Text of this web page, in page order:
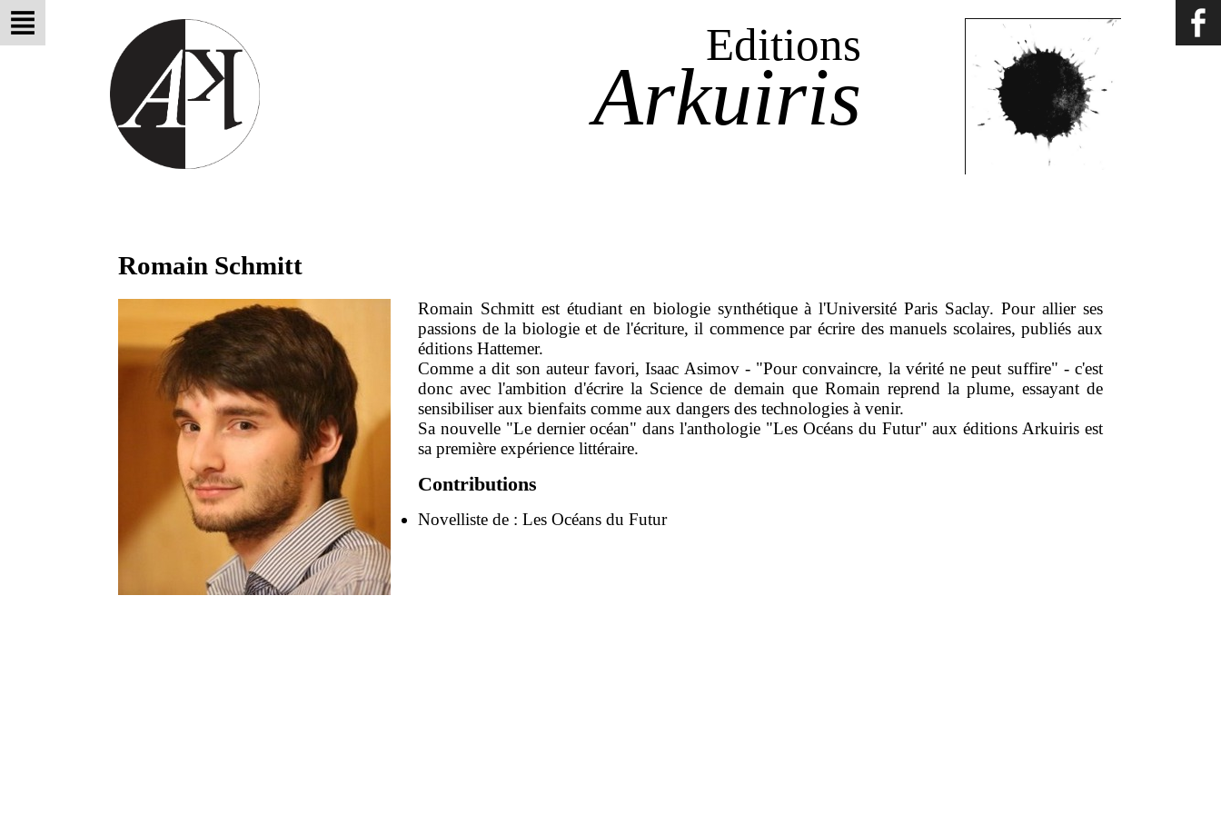
Editions
Arkuiris
Romain Schmitt
Romain Schmitt est étudiant en biologie synthétique à l'Université Paris Saclay. Pour allier ses
passions de la biologie et de l'écriture, il commence par écrire des manuels scolaires, publiés aux
éditions Hattemer.
Comme a dit son auteur favori, Isaac Asimov - "Pour convaincre, la vérité ne peut suffire" - c'est
donc avec l'ambition d'écrire la Science de demain que Romain reprend la plume, essayant de
sensibiliser aux bienfaits comme aux dangers des technologies à venir.
Sa nouvelle "Le dernier océan" dans l'anthologie "Les Océans du Futur" aux éditions Arkuiris est
sa première expérience littéraire.
Contributions
Novelliste de : Les Océans du Futur